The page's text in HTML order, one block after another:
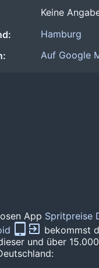
Keine
Hamburg
Auf Google
App Spritpreise
bekommst
und über